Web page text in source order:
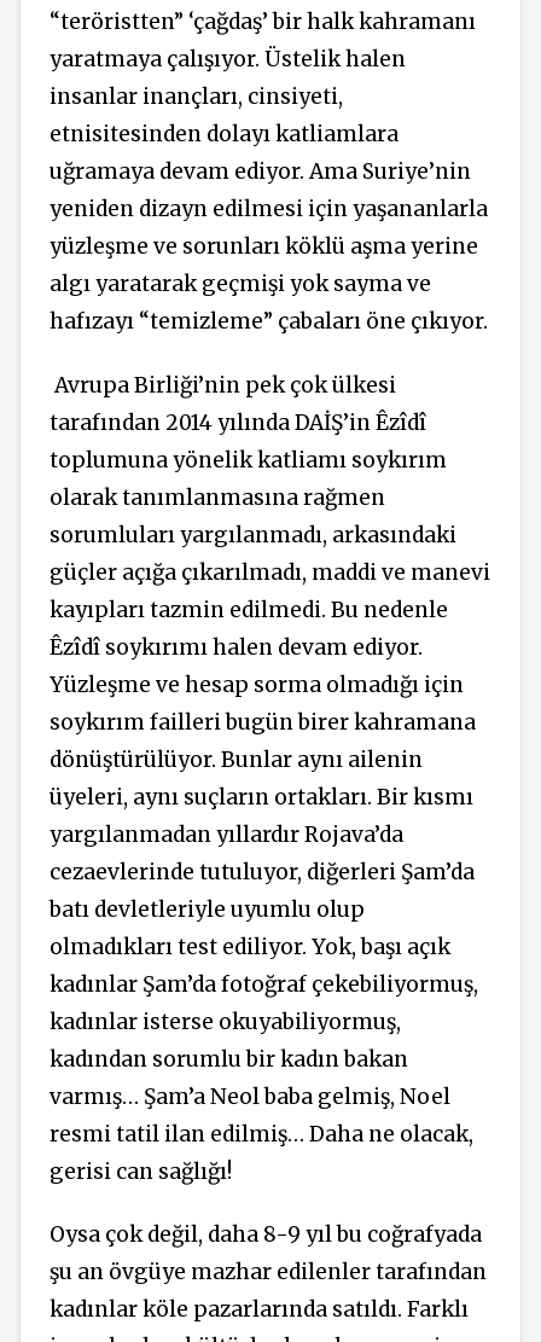
“teröristten” ‘çağdaş’ bir halk kahramanı
yaratmaya çalışıyor. Üstelik halen
insanlar inançları, cinsiyeti,
etnisitesinden dolayı katliamlara
uğramaya devam ediyor. Ama Suriye’nin
yeniden dizayn edilmesi için yaşananlarla
yüzleşme ve sorunları köklü aşma yerine
algı yaratarak geçmişi yok sayma ve
hafızayı “temizleme” çabaları öne çıkıyor.
Avrupa Birliği’nin pek çok ülkesi
tarafından 2014 yılında DAİŞ’in Êzîdî
toplumuna yönelik katliamı soykırım
olarak tanımlanmasına rağmen
sorumluları yargılanmadı, arkasındaki
güçler açığa çıkarılmadı, maddi ve manevi
kayıpları tazmin edilmedi. Bu nedenle
Êzîdî soykırımı halen devam ediyor.
Yüzleşme ve hesap sorma olmadığı için
soykırım failleri bugün birer kahramana
dönüştürülüyor. Bunlar aynı ailenin
üyeleri, aynı suçların ortakları. Bir kısmı
yargılanmadan yıllardır Rojava’da
cezaevlerinde tutuluyor, diğerleri Şam’da
batı devletleriyle uyumlu olup
olmadıkları test ediliyor. Yok, başı açık
kadınlar Şam’da fotoğraf çekebiliyormuş,
kadınlar isterse okuyabiliyormuş,
kadından sorumlu bir kadın bakan
varmış… Şam’a Neol baba gelmiş, Noel
resmi tatil ilan edilmiş… Daha ne olacak,
gerisi can sağlığı!
Oysa çok değil, daha 8-9 yıl bu coğrafyada
şu an övgüye mazhar edilenler tarafından
kadınlar köle pazarlarında satıldı. Farklı